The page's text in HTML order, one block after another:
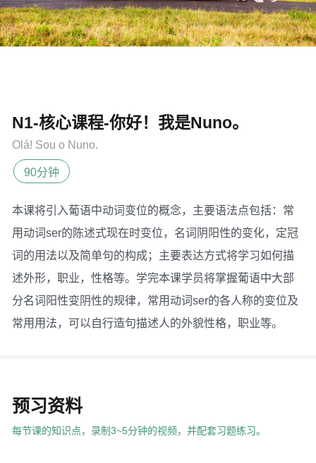
N1-核心课程-你好！我是Nuno。
Olá! Sou o Nuno.
90分钟
本课将引入葡语中动词变位的概念，主要语法点包括：常
用动词ser的陈述式现在时变位，名词阴阳性的变化，定冠
词的用法以及简单句的构成；主要表达方式将学习如何描
述外形，职业，性格等。学完本课学员将掌握葡语中大部
分名词阳性变阴性的规律，常用动词ser的各人称的变位及
常用用法，可以自行造句描述人的外貌性格，职业等。
预习资料
每节课的知识点，录制3~5分钟的视频，并配套习题练习。